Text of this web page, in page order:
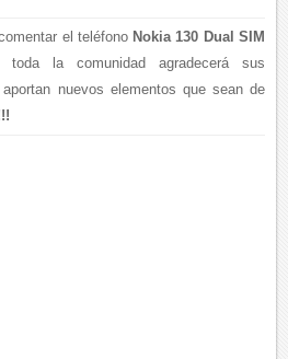
el teléfono Nokia 130 Dual SIM
la comunidad agradecerá sus
nuevos elementos que sean de